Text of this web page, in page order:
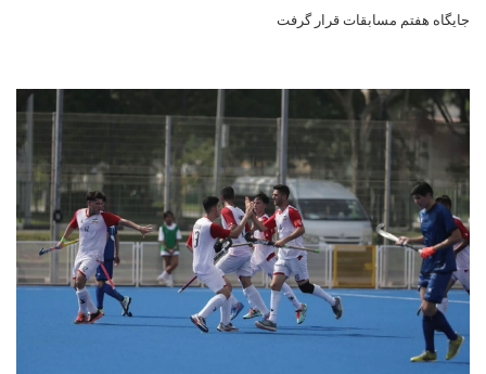
جایگاه هفتم مسابقات قرار گرفت